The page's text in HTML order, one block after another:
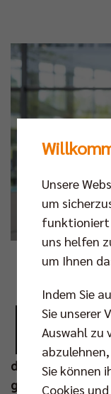
E r ist
Kaweh
deutschen
geführt – erst als
Unsere
um
funktioniert
uns helfen
um Ihnen
Indem Sie
Sie unserer
Auswahl zu
Sie können
Cookies